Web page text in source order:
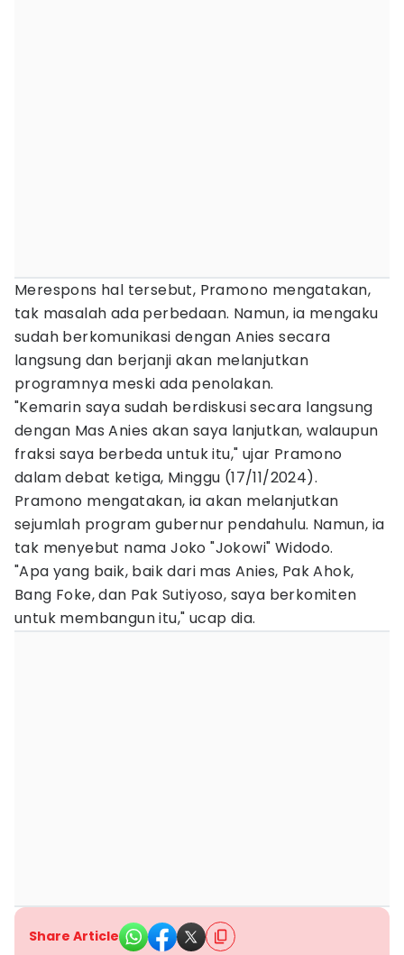
Merespons hal tersebut, Pramono mengatakan,
tak masalah ada perbedaan. Namun, ia mengaku
sudah berkomunikasi dengan Anies secara
langsung dan berjanji akan melanjutkan
programnya meski ada penolakan.
"Kemarin saya sudah berdiskusi secara langsung
dengan Mas Anies akan saya lanjutkan, walaupun
fraksi saya berbeda untuk itu," ujar Pramono
dalam debat ketiga, Minggu (17/11/2024).
Pramono mengatakan, ia akan melanjutkan
sejumlah program gubernur pendahulu. Namun, ia
tak menyebut nama Joko "Jokowi" Widodo.
"Apa yang baik, baik dari mas Anies, Pak Ahok,
Bang Foke, dan Pak Sutiyoso, saya berkomiten
untuk membangun itu," ucap dia.
Share Article